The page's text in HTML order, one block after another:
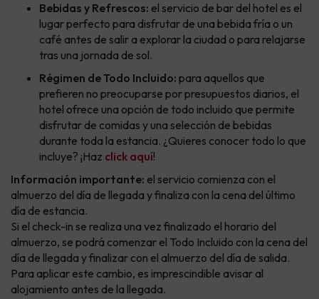
Bebidas y Refrescos: el servicio de bar del hotel es el
lugar perfecto para disfrutar de una bebida fría o un
café antes de salir a explorar la ciudad o para relajarse
tras una jornada de sol.
Régimen de Todo Incluido: para aquellos que
prefieren no preocuparse por presupuestos diarios, el
hotel ofrece una opción de todo incluido que permite
disfrutar de comidas y una selección de bebidas
durante toda la estancia. ¿Quieres conocer todo lo que
incluye? ¡Haz click aquí!
Información importante: el servicio comienza con el
almuerzo del día de llegada y finaliza con la cena del último
día de estancia.
Si el check-in se realiza una vez finalizado el horario del
almuerzo, se podrá comenzar el Todo Incluido con la cena del
día de llegada y finalizar con el almuerzo del día de salida.
Para aplicar este cambio, es imprescindible avisar al
alojamiento antes de la llegada.